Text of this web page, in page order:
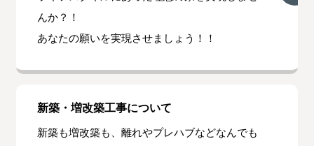
んか？！
あなたの願いを実現させましょう！！
新築・増改築工事について
新築も増改築も、離れやプレハブなどなんでも